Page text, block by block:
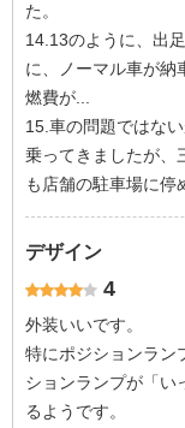
た。
14.13のように、出
に、ノーマル車が納
燃費が...
15.車の問題ではな
乗ってきましたが、
も店舗の駐車場に停
デザイン
4
外装いいです。
特にポジションラン
ションランプが「い
るようです。